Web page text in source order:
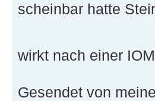
scheinbar hatte
wirkt nach einer
Gesendet von